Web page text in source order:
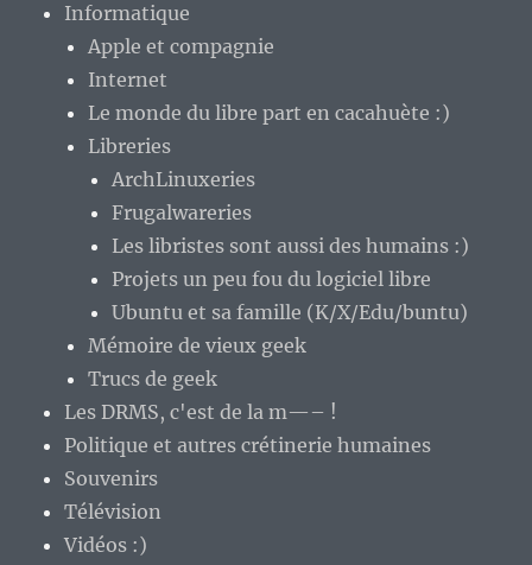
Informatique
Apple et compagnie
Internet
Le monde du libre part en cacahuète :)
Libreries
ArchLinuxeries
Frugalwareries
Les libristes sont aussi des humains :)
Projets un peu fou du logiciel libre
Ubuntu et sa famille (K/X/Edu/buntu)
Mémoire de vieux geek
Trucs de geek
Les DRMS, c'est de la m—– !
Politique et autres crétinerie humaines
Souvenirs
Télévision
Vidéos :)